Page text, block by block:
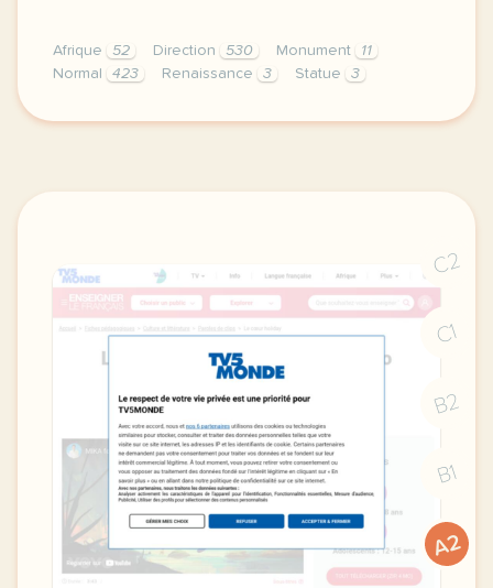
Afrique 52 Direction 530 Monument
11
Normal
423 Renaissance 3 Statue 3
didomi host didomi components button cursor
C2
C1
B2
B1
A2